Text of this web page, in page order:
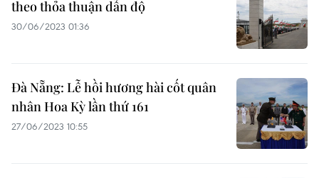
theo thỏa thuận dẫn độ
30/06/2023 01:36
Đà Nẵng: Lễ hồi hương hài cốt quân
nhân Hoa Kỳ lần thứ 161
27/06/2023 10:55